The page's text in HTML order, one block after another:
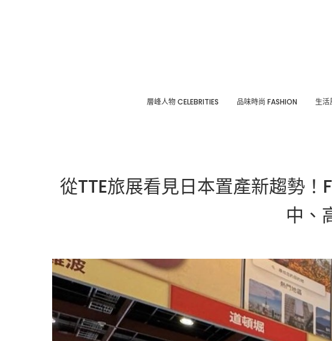
層峰⼈物 CELEBRITIES 品味時尚 FASHION ⽣活
從TTE旅展看見日本置產新趨勢
中、